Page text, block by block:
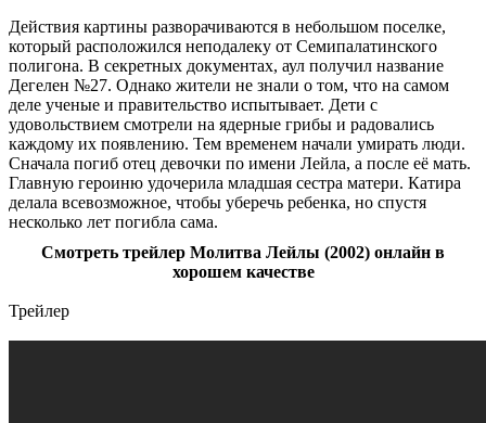
Действия картины разворачиваются в небольшом поселке,
который расположился неподалеку от Семипалатинского
полигона. В секретных документах, аул получил название
Дегелен №27. Однако жители не знали о том, что на самом
деле ученые и правительство испытывает. Дети с
удовольствием смотрели на ядерные грибы и радовались
каждому их появлению. Тем временем начали умирать люди.
Сначала погиб отец девочки по имени Лейла, а после её мать.
Главную героиню удочерила младшая сестра матери. Катира
делала всевозможное, чтобы уберечь ребенка, но спустя
несколько лет погибла сама.
Смотреть трейлер Молитва Лейлы (2002) онлайн в
хорошем качестве
Трейлер